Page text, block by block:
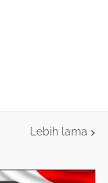
Lebih lama